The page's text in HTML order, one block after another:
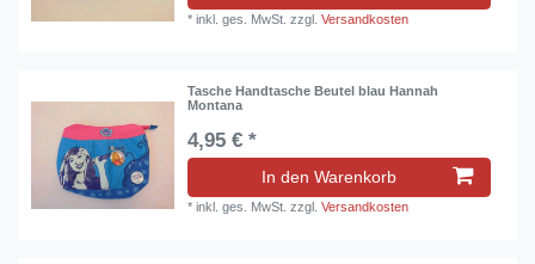
*inkl. ges. MwSt. zzgl.Versandkosten
Tasche Handtasche Beutel blau Hannah
Montana
4,95 € *
In den Warenkorb
*inkl. ges. MwSt. zzgl.Versandkosten